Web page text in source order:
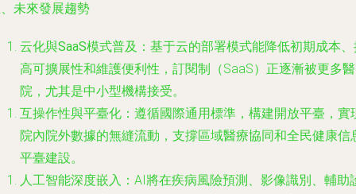
未來發展趨勢
云化與SaaS模式普及 ：基于云的部署模式能降低初期成本
高可擴展性和維護便利性，訂閱制（SaaS）正逐漸被更多醫
院，尤其是中小型機構接受。
互操作性與平臺化 ：遵循國際通用標準，構建開放平臺，實
院內院外數據的無縫流動，支撐區域醫療協同和全民健康信
平臺建設。
人工智能深度嵌入 ：AI將在疾病風險預測、影像識別、輔助